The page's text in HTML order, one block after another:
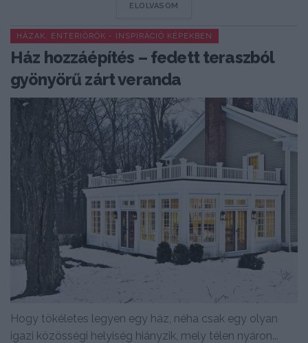
ELOLVASOM
HÁZAK, ENTERIŐRÖK - INSPIRÁCIÓ KÉPEKBEN
Ház hozzáépítés – fedett teraszból
gyönyörű zárt veranda
Hogy tökéletes legyen egy ház, néha csak egy olyan
igazi közösségi helyiség hiányzik, mely télen nyáron...